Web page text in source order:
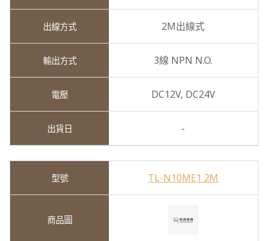
2M出線式
3線 NPN N.O.
DC12V, DC24V
-
TL-N10ME1 2M